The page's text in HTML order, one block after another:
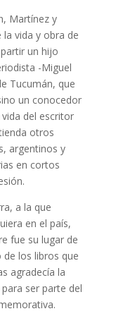
Martínez y
vida y obra de
un hijo
-Miguel
Tucumán, que
un conocedor
del escritor
otros
argentinos y
en cortos
a la que
en el país,
fue su lugar de
los libros que
agradecía la
ser parte del